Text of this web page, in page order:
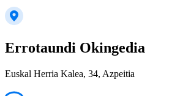
Errotaundi Okingedia
Euskal Herria Kalea, 34, Azpeitia